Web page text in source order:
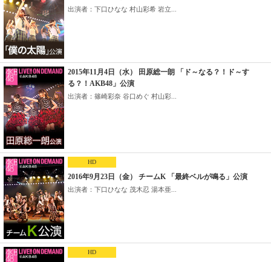
出演者：下口ひなな 村山彩希 岩立...
2015年11月4日（水） 田原総一朗 「ド～なる？！ド～す
る？！AKB48」公演
出演者：篠崎彩奈 谷口めぐ 村山彩...
HD
2016年9月23日（金） チームK 「最終ベルが鳴る」公演
出演者：下口ひなな 茂木忍 湯本亜...
HD